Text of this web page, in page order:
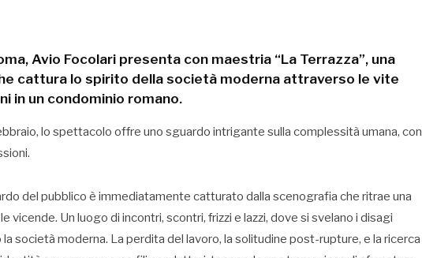
Avio Focolari presenta con maestria “La Terrazza”, una
cattura lo spirito della società moderna attraverso le vite
in un condominio romano.
lo spettacolo offre uno sguardo intrigante sulla complessità umana, con
del pubblico è immediatamente catturato dalla scenografia che ritrae una
vicende. Un luogo di incontri, scontri, frizzi e lazzi, dove si svelano i disagi
società moderna. La perdita del lavoro, la solitudine post-rupture, e la ricerca